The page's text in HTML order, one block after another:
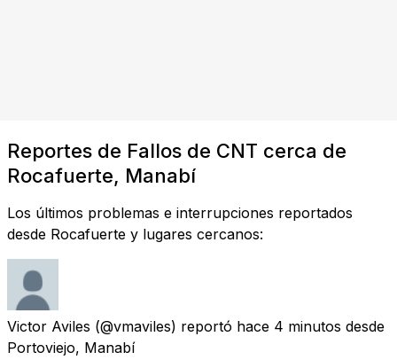
Reportes de Fallos de CNT cerca de
Rocafuerte, Manabí
Los últimos problemas e interrupciones reportados
desde Rocafuerte y lugares cercanos:
Victor Aviles (@vmaviles) reportó hace 4 minutos desde
Portoviejo, Manabí